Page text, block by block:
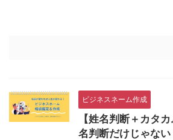
ビジネスネーム作成
【姓名判断＋カタ
名判断だけじゃな